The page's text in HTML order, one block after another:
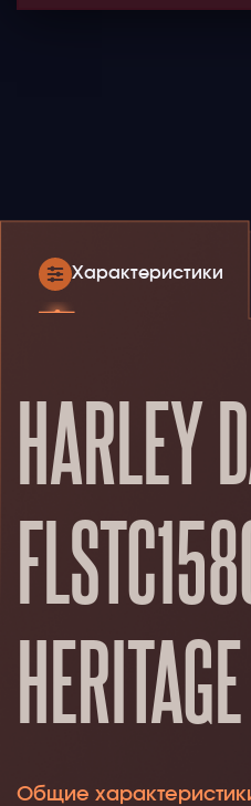
Характеристики
HARLEY
Общие